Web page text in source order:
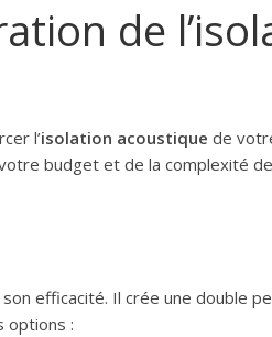
de
l’isolation acoustique de
budget et de la complexité
efficacité. Il crée une double
options :